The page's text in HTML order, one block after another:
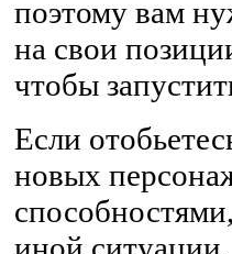
поэтому вам
на свои
чтобы
Если
новых